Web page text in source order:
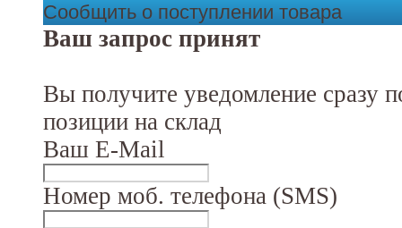
Сообщить о поступлении товара
Ваш запрос принят
Вы получите уведомление сразу
позиции на склад
Ваш E-Mail
Номер моб. телефона (SMS)